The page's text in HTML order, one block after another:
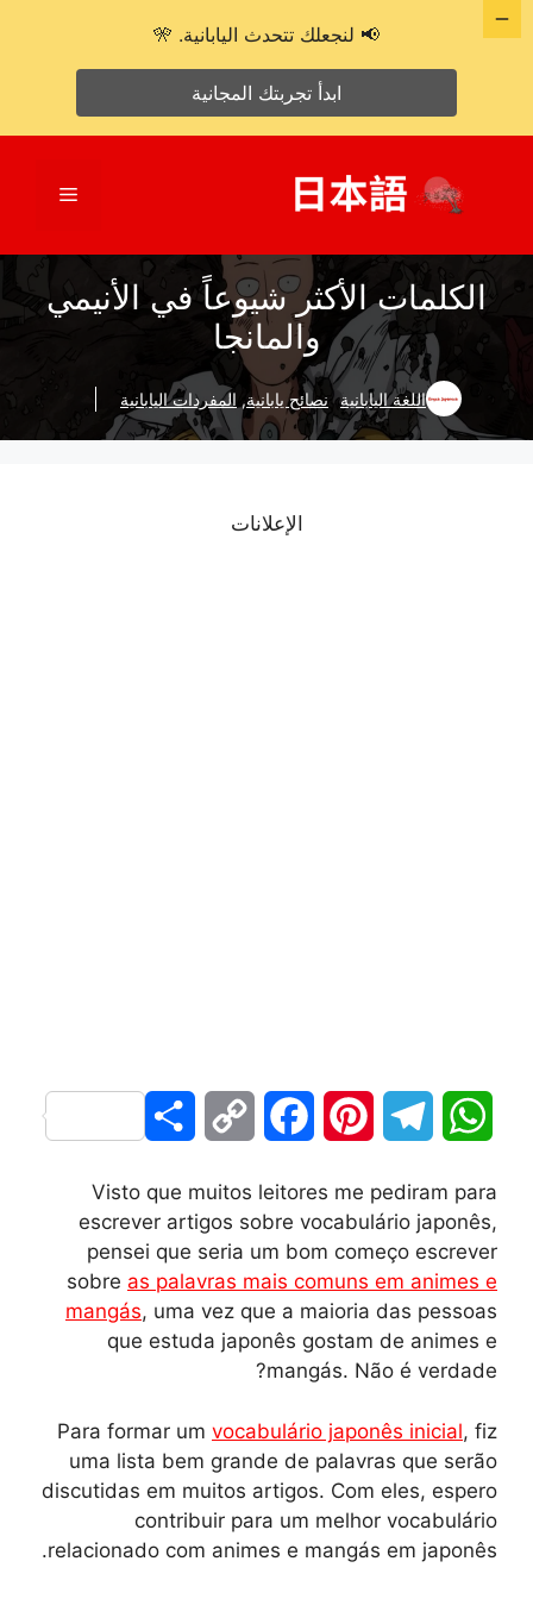
القائمة
الكلمات الأكثر شيوعاً في الأنيمي
والمانجا
اللغة اليابانية نصائح يابانية, المفردات اليابانية
الإعلانات
a
t
s
A
p
l
e
g
r
m
n
t
e
r
s
t
c
e
b
o
k
p
y
L
k
a
r
e
Visto que muitos leitores me pediram para
escrever artigos sobre vocabulário japonês,
pensei que seria um bom começo escrever
sobre as palavras mais comuns em animes e
mangás, uma vez que a maioria das pessoas
que estuda japonês gostam de animes e
mangás. Não é verdade?
Para formar um vocabulário japonês inicial, fiz
uma lista bem grande de palavras que serão
discutidas em muitos artigos. Com eles, espero
contribuir para um melhor vocabulário
relacionado com animes e mangás em japonês.
📢 لنجعلك تتحدث اليابانية. 🎌
ابدأ تجربتك المجانية